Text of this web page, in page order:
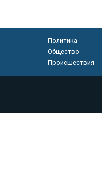
Политика
Общество
Происшествия
Федеральной